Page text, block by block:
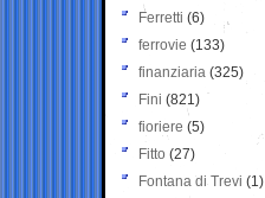
Ferretti (6)
ferrovie (133)
finanziaria (325)
Fini (821)
fioriere (5)
Fitto (27)
Fontana di Trevi (1)